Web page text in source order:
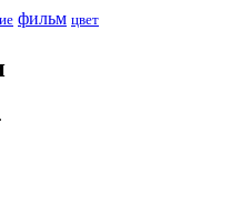
фильм цвет